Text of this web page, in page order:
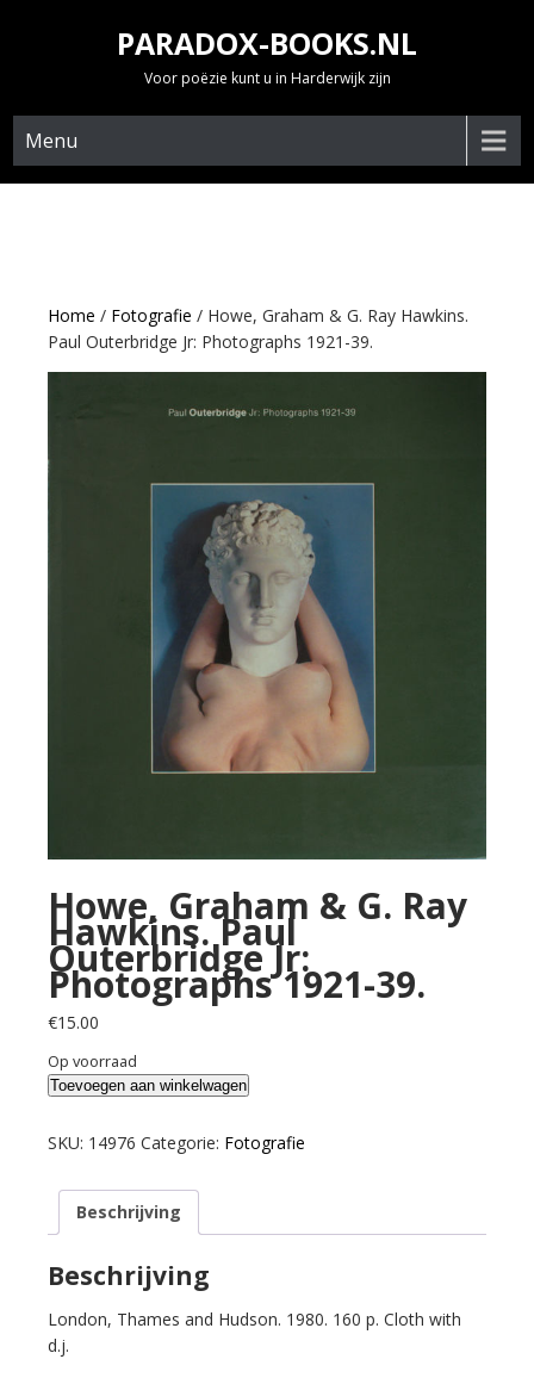
PARADOX-BOOKS.NL
Voor poëzie kunt u in Harderwijk zijn
Menu
Home / Fotografie / Howe, Graham & G. Ray Hawkins.
Paul Outerbridge Jr: Photographs 1921-39.
Howe, Graham & G. Ray
Hawkins. Paul
Outerbridge Jr:
Photographs 1921-39.
€15.00
Op voorraad
Howe,
&
Ray
Hawkins.
Paul
Outerbridge
Photographs
1921-
Toevoegen aan winkelwagen
SKU: 14976 Categorie: Fotografie
Beschrijving
Beschrijving
London, Thames and Hudson. 1980. 160 p. Cloth with
d.j.